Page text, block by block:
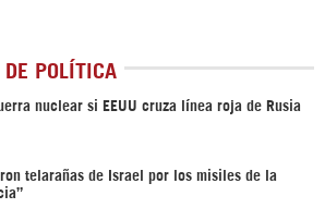
DE POLÍTICA
nuclear si EEUU cruza línea roja de Rusia
telarañas de Israel por los misiles de la